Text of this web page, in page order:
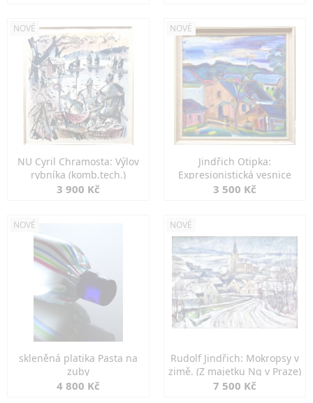
NOVÉ
NU Cyril Chramosta: Výlov
rybníka (komb.tech.)
3 900 Kč
NOVÉ
Jindřich Otipka:
Expresionistická vesnice
3 500 Kč
NOVÉ
skleněná platika Pasta na
zuby
4 800 Kč
NOVÉ
Rudolf Jindřich: Mokropsy v
zimě. (Z majetku Ng v Praze)
7 500 Kč